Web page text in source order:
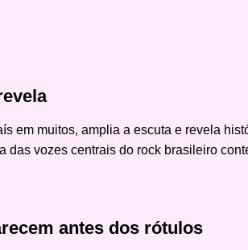
em muitos, amplia a escuta e revela
das vozes centrais do rock brasileiro
antes dos rótulos